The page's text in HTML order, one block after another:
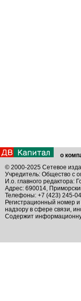
о
© 2000-2025 Сетевое
Учредитель: Общество с
И.о. главного редактора:
Адрес: 690014,
Телефоны: +7 (423) 245-
Регистрационный номер
надзору в сфере связи,
Содержит